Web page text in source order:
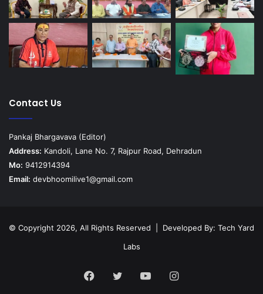
Contact Us
Pankaj Bhargavava (Editor)
Address: Kandoli, Lane No. 7, Rajpur Road, Dehradun
Mo: 9412914394
Email: devbhoomilive1@gmail.com
© Copyright 2026, All Rights Reserved | Developed By: Tech Yard
Labs
Facebook
TwitterYouTubeInstagram